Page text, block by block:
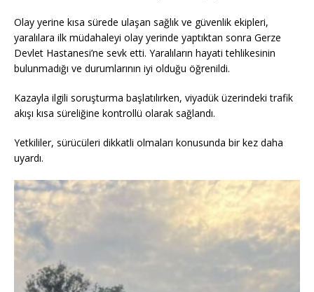
Olay yerine kısa sürede ulaşan sağlık ve güvenlik ekipleri,
yaralılara ilk müdahaleyi olay yerinde yaptıktan sonra Gerze
Devlet Hastanesi’ne sevk etti. Yaralıların hayati tehlikesinin
bulunmadığı ve durumlarının iyi olduğu öğrenildi.
Kazayla ilgili soruşturma başlatılırken, viyadük üzerindeki trafik
akışı kısa süreliğine kontrollü olarak sağlandı.
Yetkililer, sürücüleri dikkatli olmaları konusunda bir kez daha
uyardı.